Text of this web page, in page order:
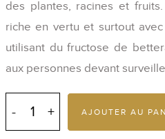
des plantes, racines et
riche en vertu et surtout
utilisant du fructose de
aux personnes devant
quantité
Coffret
de
AJOUTER AU